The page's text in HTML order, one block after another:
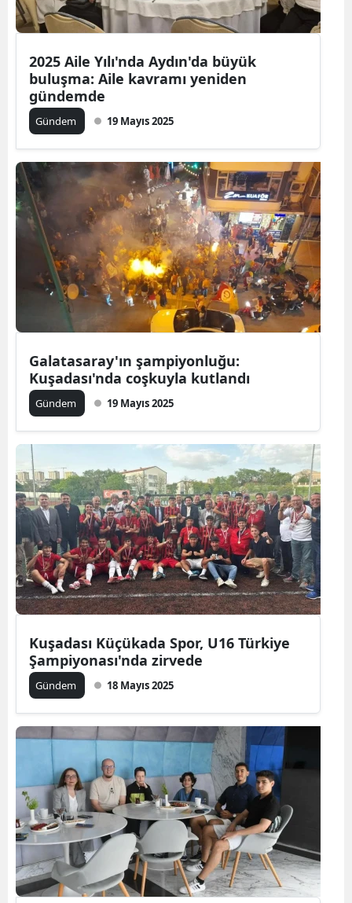
2025 Aile Yılı'nda Aydın'da büyük
buluşma: Aile kavramı yeniden
gündemde
Gündem 19 Mayıs 2025
Galatasaray'ın şampiyonluğu:
Kuşadası'nda coşkuyla kutlandı
Gündem 19 Mayıs 2025
Kuşadası Küçükada Spor, U16 Türkiye
Şampiyonası'nda zirvede
Gündem 18 Mayıs 2025